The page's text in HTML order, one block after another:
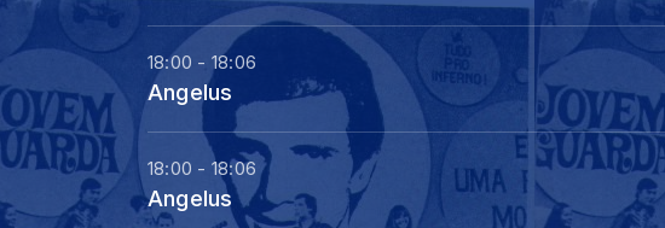
18:00 - 18:06
Angelus
18:00 - 18:06
Angelus